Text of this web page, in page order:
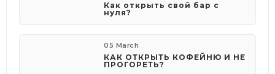
Как открыть свой бар с
нуля?
05 March
КАК ОТКРЫТЬ КОФЕЙНЮ И НЕ
ПРОГОРЕТЬ?